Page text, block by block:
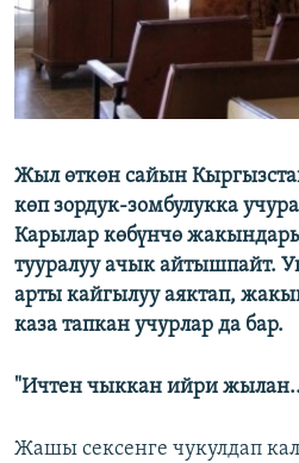
ЭЕ/АРнун бардык сайттары
Жыл өткөн сайын
көп зордук-зомбулукка
Карылар көбүнчө
тууралуу ачык айтышпайт.
арты кайгылуу аяктап,
каза тапкан учурлар да бар.
"Ичтен чыккан ийри
Жашы сексенге чукулдап